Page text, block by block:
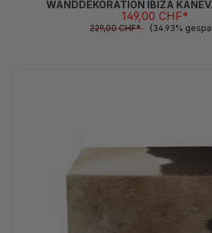
WANDDEKORATION IBIZA
149,00 CHF*
229,00 CHF* (34.93%